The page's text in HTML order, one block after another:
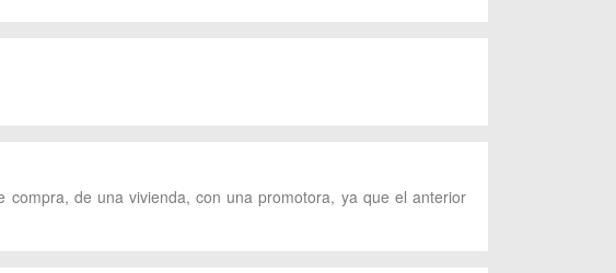
de una vivienda, con una promotora, ya que el anterior